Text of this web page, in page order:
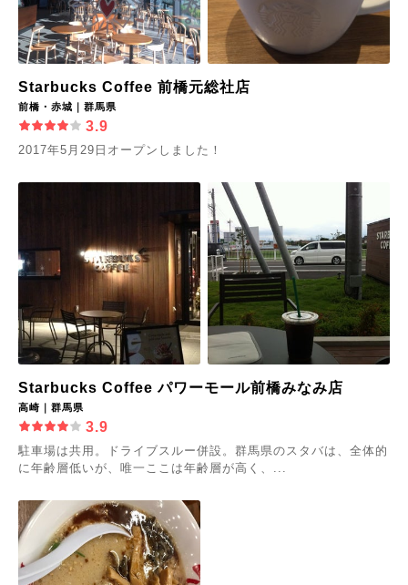
Starbucks Coffee 前橋元総社店
前橋・赤城｜群馬県
3.9
2017年5月29日オープンしました！
Starbucks Coffee パワーモール前橋みなみ店
高崎｜群馬県
3.9
駐車場は共用。ドライブスルー併設。群馬県のスタバは、全体的
に年齢層低いが、唯一ここは年齢層が高く、...